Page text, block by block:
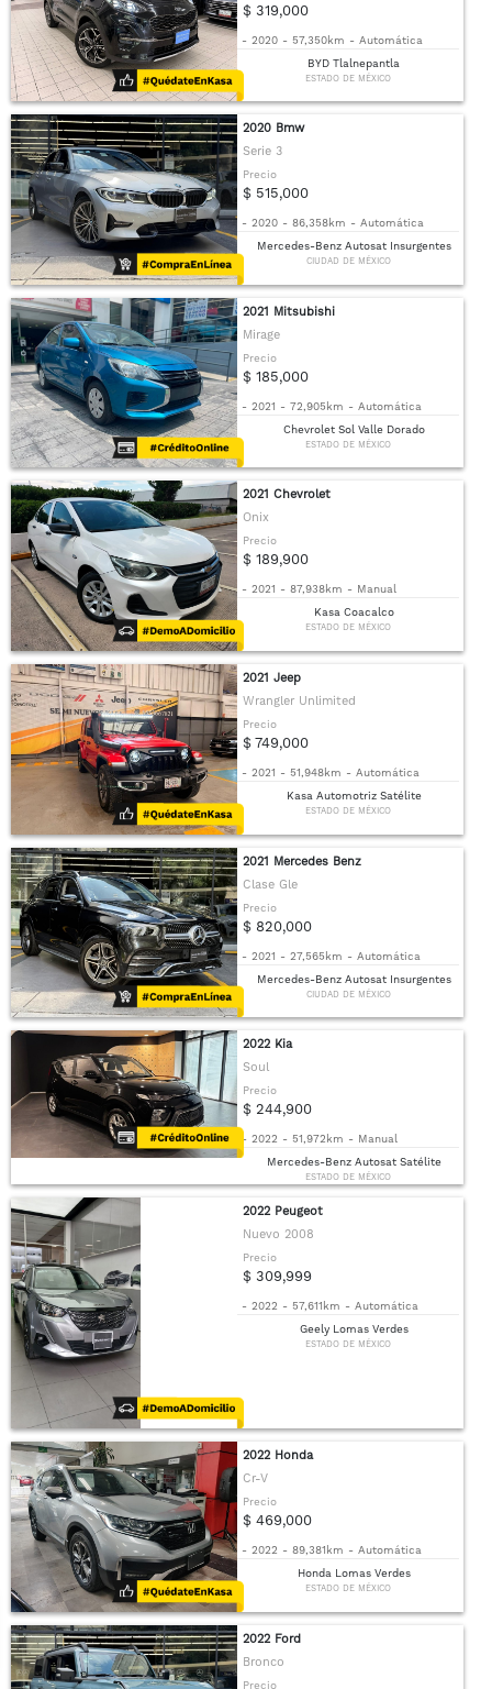
$ 319,000
- 2020 - 57,350km - Automática
BYD Tlalnepantla
ESTADO DE MÉXICO
2020 Bmw
Serie 3
Precio
$ 515,000
- 2020 - 86,358km - Automática
Mercedes-Benz Autosat Insurgentes
CIUDAD DE MÉXICO
2021 Mitsubishi
Mirage
Precio
$ 185,000
- 2021 - 72,905km - Automática
Chevrolet Sol Valle Dorado
ESTADO DE MÉXICO
2021 Chevrolet
Onix
Precio
$ 189,900
- 2021 - 87,938km - Manual
Kasa Coacalco
ESTADO DE MÉXICO
2021 Jeep
Wrangler Unlimited
Precio
$ 749,000
- 2021 - 51,948km - Automática
Kasa Automotriz Satélite
ESTADO DE MÉXICO
2021 Mercedes Benz
Clase Gle
Precio
$ 820,000
- 2021 - 27,565km - Automática
Mercedes-Benz Autosat Insurgentes
CIUDAD DE MÉXICO
2022 Kia
Soul
Precio
$ 244,900
- 2022 - 51,972km - Manual
Mercedes-Benz Autosat Satélite
ESTADO DE MÉXICO
2022 Peugeot
Nuevo 2008
Precio
$ 309,999
- 2022 - 57,611km - Automática
Geely Lomas Verdes
ESTADO DE MÉXICO
2022 Honda
Cr-V
Precio
$ 469,000
- 2022 - 89,381km - Automática
Honda Lomas Verdes
ESTADO DE MÉXICO
2022 Ford
Bronco
Precio